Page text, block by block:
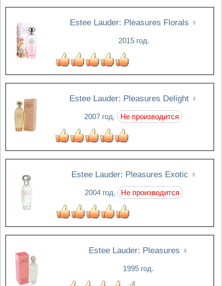
Estee Lauder: Pleasures Florals ♀
2015 год.
Estee Lauder: Pleasures Delight ♀
2007 год. Не производится
Estee Lauder: Pleasures Exotic ♀
2004 год. Не производится
Estee Lauder: Pleasures ♀
1995 год.